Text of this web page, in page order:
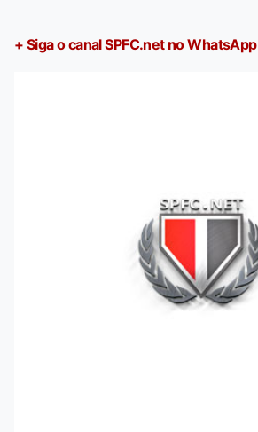
+ Siga o canal SPFC.net no WhatsApp